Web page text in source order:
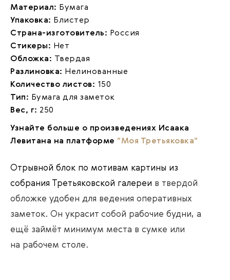
Материал: Бумага
Упаковка: Блистер
Страна-изготовитель: Россия
Стикеры: Нет
Обложка: Твердая
Разлиновка: Нелинованные
Количество листов: 150
Тип: Бумага для заметок
Вес, г: 250
Узнайте больше о произведениях Исаака
Левитана на платформе "Моя Третьяковка"
Отрывной блок по мотивам картины из
собрания Третьяковской галереи в твердой
обложке удобен для ведения оперативных
заметок. Он украсит собой рабочие будни, а
ещё займёт минимум места в сумке или
на рабочем столе.